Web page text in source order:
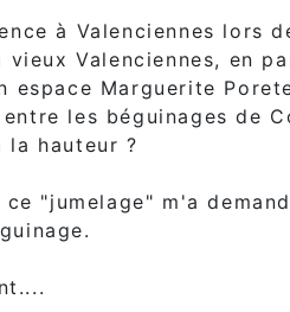
à Valenciennes lors
Valenciennes, en
Marguerite
les béguinages de
la hauteur ?
"jumelage" m'a